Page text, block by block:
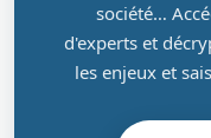
société…
d'experts et
les enjeux et